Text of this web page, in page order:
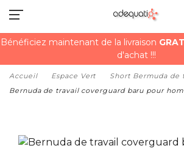
Bénéficiez maintenant de la livraison
d'achat !!!
Accueil Espace Vert
Short Bermuda de
Bernuda de travail coverguard baru pour